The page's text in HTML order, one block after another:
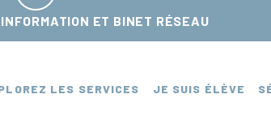
ET BINET RÉSEAU
LES SERVICES JE SUIS ÉLÈVE